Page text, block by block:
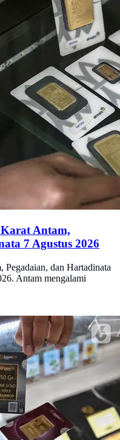
Antam,
7 Agustus 2026
Pegadaian, dan Hartadinata
Antam mengalami